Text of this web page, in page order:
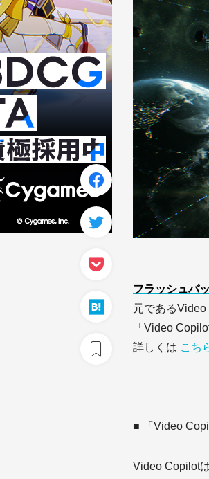
フラッシュバ
元であるVideo
「Video
詳しくは こち
■ 「Video
Video Copilot